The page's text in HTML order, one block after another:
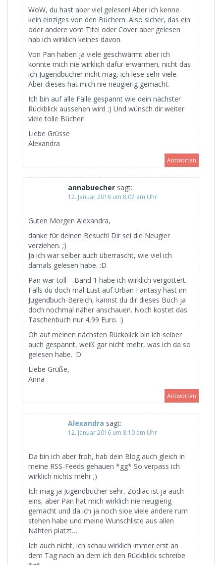
WoW, du hast aber viel gelesen! Aber ich kenne
kein einziges von den Büchern. Also sicher, das ein
oder andere vom Titel oder Cover aber gelesen
hab ich wirklich keines davon.
Von Pan haben ja viele geschwärmt aber ich
konnte mich nie wirklich dafür erwärmen, nicht das
ich Jugendbücher nicht mag, ich lese sehr viele.
Aber dieses hat mich nie neugierig gemacht.
Ich bin auf alle Fälle gespannt wie dein nächster
Rückblick aussehen wird ;) Und wünsch dir weiter
viele tolle Bücher!
Liebe Grüsse
Alexandra
Antworten
annabuecher sagt:
12. Januar 2016 um 8:07 am Uhr
Guten Morgen Alexandra,
danke für deinen Besuch! Dir sei die Neugier
verziehen. ;)
Ja ich war selber auch überrascht, wie viel ich
damals gelesen habe. :D
Pan war toll – Band 1 habe ich wirklich vergöttert.
Falls du doch mal Lust auf Urban Fantasy hast im
Jugendbuch-Bereich, kannst du dir dieses Buch ja
doch nochmal näher anschauen. Noch kostet das
Taschenbuch nur 4,99 Euro. :)
Oh auf meinen nächsten Rückblick bin ich selber
auch gespannt, weiß gar nicht mehr, was ich da so
gelesen habe. :D
Liebe Grüße,
Anna
Antworten
Alexandra sagt:
12. Januar 2016 um 8:10 am Uhr
Da bin ich aber froh, hab dein Blog auch gleich in
meine RSS-Feeds gehauen *gg* So verpass ich
wirklich nichts mehr ;)
Ich mag ja Jugendbücher sehr, Zodiac ist ja auch
eins, aber Pan hat mich wirklich nie neugierig
gemacht und da ich ja noch sioe viele andere rum
stehen habe und meine Wunschliste aus allen
Nähten platzt…
Ich auch nicht, ich schau wirklich immer erst an
dem Tag nach an dem ich den Rückblick schreibe